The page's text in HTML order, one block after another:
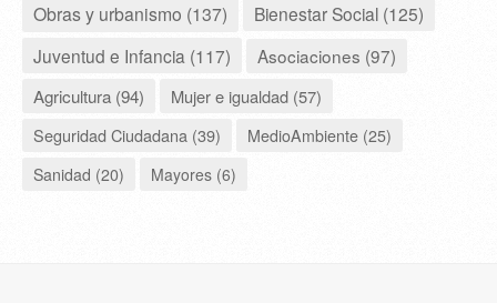
Obras y urbanismo (137)
Bienestar Social (125)
Juventud e Infancia (117)
Asociaciones (97)
Agricultura (94)
Mujer e igualdad (57)
Seguridad Ciudadana (39)
MedioAmbiente (25)
Sanidad (20)
Mayores (6)